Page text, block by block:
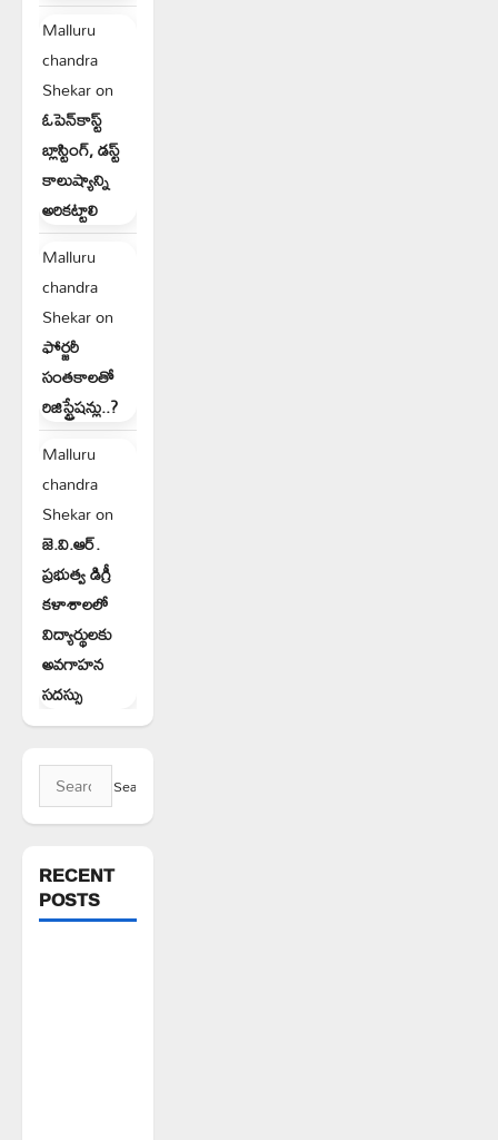
Malluru
chandra
Shekaron
ఓపెన్‌కాస్ట్
బ్లాస్టింగ్, డస్ట్
కాలుష్యాన్ని
అరికట్టాలి
Malluru
chandra
Shekaron
ఫోర్జరీ
సంతకాలతో
రిజిస్ట్రేషన్లు..?
Malluru
chandra
Shekaron
జె.వి.ఆర్.
ప్రభుత్వ డిగ్రీ
కళాశాలలో
విద్యార్థులకు
అవగాహన
సదస్సు
Search
for:
RECENT
POSTS